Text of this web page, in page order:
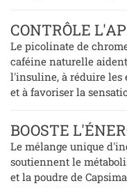
CONTRÔLE
Le picolinate de
caféine naturelle
l'insuline, à réduire les
et à favoriser la
BOOSTE
Le mélange unique
soutiennent le
et la poudre de